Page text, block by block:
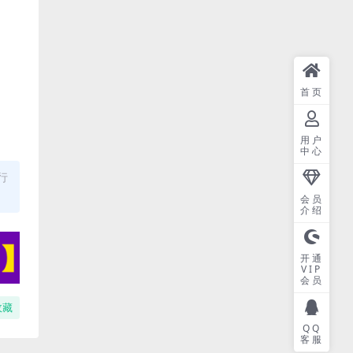
藏
首页
用户
中心
会员
介绍
开通
VIP
会员
QQ
客服